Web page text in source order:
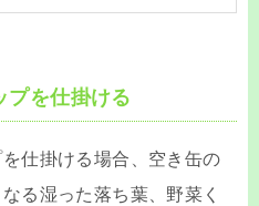
プを仕掛ける
仕掛ける場合、空き缶の
る湿った落ち葉、野菜く